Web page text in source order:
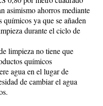
asimismo ahorros mediante
ya que se añaden
durante el ciclo de
limpieza no tiene que
químicos
agua en el lugar de
de cambiar el agua